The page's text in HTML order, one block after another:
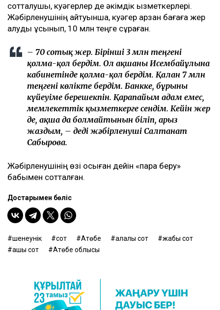
сотталушы, куәгерлер де әкімдік қызметкерлері.
Жәбірленушінің айтуынша, куәгер арзан бағаға жер
алуды ұсынып, 10 млн теңге сұраған.
– 70 сотық жер. Бірінші 3 млн теңгені
қолма-қол бердім. Ол ақшаны Исембайұлына
кабинетінде қолма-қол бердім. Қалған 7 млн
теңгені көлікте бердім. Банкке, бұрынғы
күйеуіме берешекпін. Қарапайым адам емес,
мемлекеттік қызметкерге сендім. Кейін жер
де, ақша да болмайтынын біліп, арыз
жаздым, – деді жәбірленуші Салтанат
Сабырова.
Жәбірленушінің өзі осыған дейін «пара беру»
бабымен сотталған.
Достарыңмен бөліс
шенеунік сот Ақтөбе қалалық сот
жабық сот
ашық сот
Ақтөбе облысы